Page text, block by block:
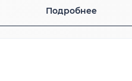
Подробнее